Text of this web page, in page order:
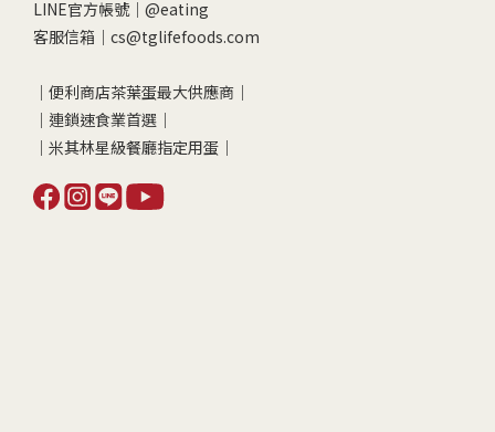
LINE官方帳號｜ @eating
客服信箱｜cs@tglifefoods.com
｜便利商店茶葉蛋最大供應商｜
｜連鎖速食業首選｜
｜米其林星級餐廳指定用蛋｜